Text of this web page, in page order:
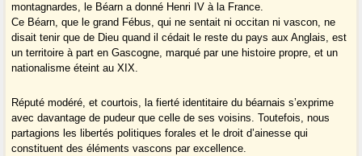
montagnardes, le Béarn a donné Henri IV à la France.
Ce Béarn, que le grand Fébus, qui ne sentait ni occitan ni vascon, ne
disait tenir que de Dieu quand il cédait le reste du pays aux Anglais, est
un territoire à part en Gascogne, marqué par une histoire propre, et un
nationalisme éteint au XIX.
Réputé modéré, et courtois, la fierté identitaire du béarnais s’exprime
avec davantage de pudeur que celle de ses voisins. Toutefois, nous
partagions les libertés politiques forales et le droit d’ainesse qui
constituent des éléments vascons par excellence.